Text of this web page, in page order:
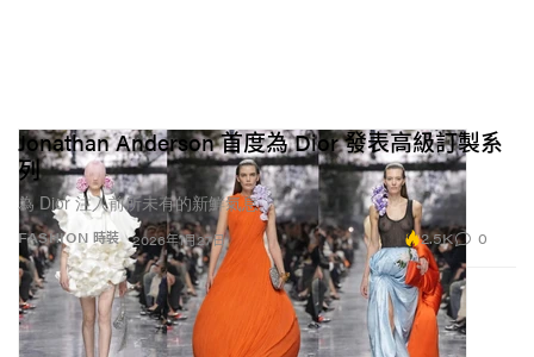
FASHION 時裝
Jonathan Anderson 首度為 Dior 發表高級訂製系
列
為 Dior 注入前所未有的新鮮氣息。
2026年1月27日 2.5K 0